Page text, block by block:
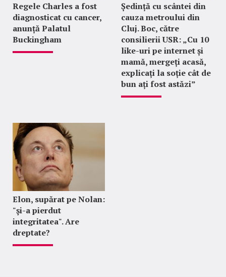
Regele Charles a fost
diagnosticat cu cancer,
anunță Palatul
Buckingham
Ședință cu scântei din
cauza metroului din
Cluj. Boc, către
consilierii USR: „Cu 10
like-uri pe internet și
mamă, mergeți acasă,
explicați la soție cât de
bun ați fost astăzi”
Elon, supărat pe Nolan:
"şi-a pierdut
integritatea". Are
dreptate?